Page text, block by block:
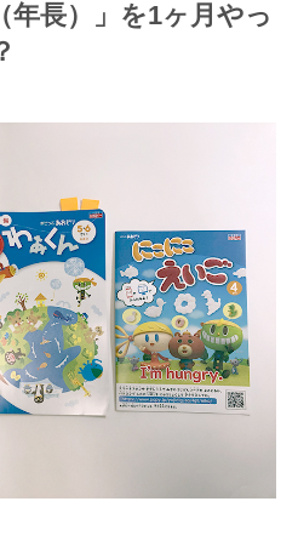
長）」を1ヶ月やっ